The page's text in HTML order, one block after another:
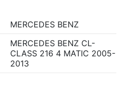
MERCEDES BENZ
MERCEDES BENZ CL-
CLASS 216 4 MATIC 2005-
2013